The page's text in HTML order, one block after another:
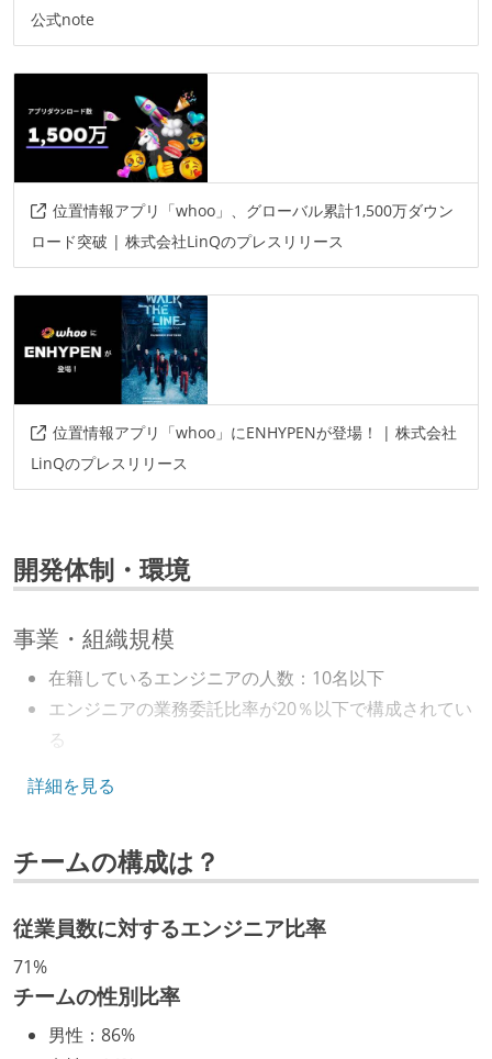
公式note
位置情報アプリ「whoo」、グローバル累計1,500万ダウン
ロード突破 | 株式会社LinQのプレスリリース
位置情報アプリ「whoo」にENHYPENが登場！ | 株式会社
LinQのプレスリリース
開発体制・環境
事業・組織規模
在籍しているエンジニアの人数：10名以下
エンジニアの業務委託比率が20％以下で構成されてい
る
年収800万円以上のエンジニアに、マネジメントの役
割を持たない人がいる
技術カルチャー
化を行う役割の人・部門が存在する
取締役（社内）または執行役員として、エンジニアリ
詳細を見る
チームの構成は？
従業員数に対するエンジニア比率
71%
チームの性別比率
男性 ： 86%